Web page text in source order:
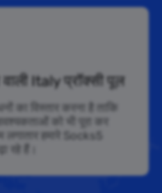
Italy प्रॉक्सी पूल
का विस्तार करना है ताकि
को भी पूरा कर
हमारे Socks5
रहे हैं।